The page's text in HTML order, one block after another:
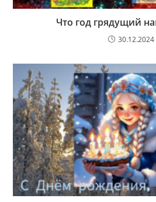
Что год грядущий
30.12.2024